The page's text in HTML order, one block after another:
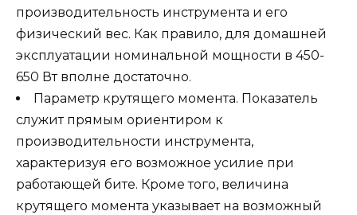
производительность инструмента и его
физический вес. Как правило, для домашней
эксплуатации номинальной мощности в 450-
650 Вт вполне достаточно.
Параметр крутящего момента. Показатель
служит прямым ориентиром к
производительности инструмента,
характеризуя его возможное усилие при
работающей бите. Кроме того, величина
крутящего момента указывает на возможный